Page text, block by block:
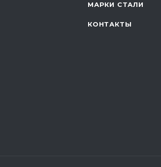
МАРКИ СТАЛИ
КОНТАКТЫ